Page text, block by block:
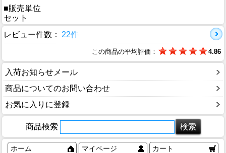
■販売単位
セット
レビュー件数：
22件
この商品の平均評価： 4.86
入荷お知らせメール
商品についてのお問い合わせ
お気に入りに登録
商品検索
ホーム マイページ カート